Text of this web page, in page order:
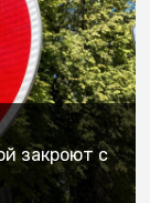
закроют с